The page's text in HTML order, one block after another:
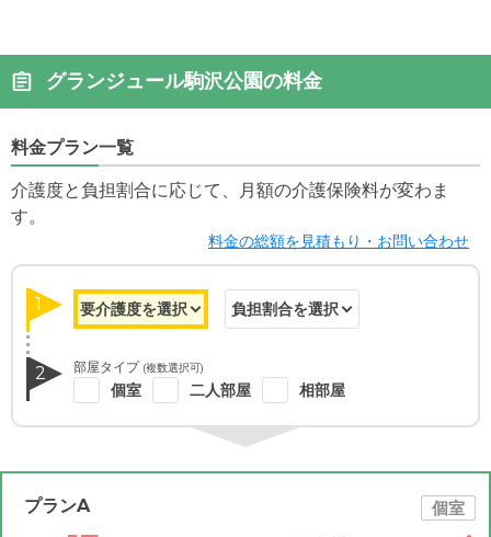
グランジュール駒沢公園の料金
料金プラン一覧
介護度と負担割合に応じて、月額の介護保険料が変わま
す。
料金の総額を見積もり・お問い合わせ
1
2 部屋タイプ (複数選択可)
個室 二人部屋 相部屋
プランA 個室